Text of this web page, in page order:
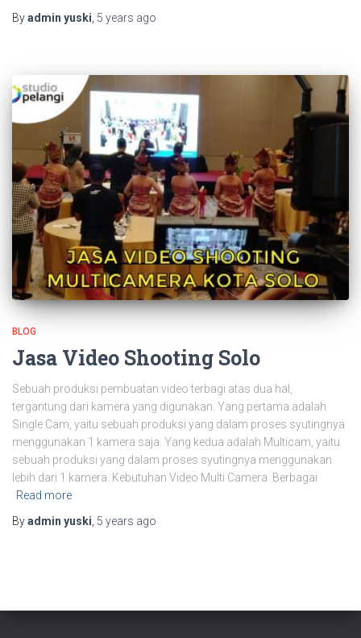
Byadmin yuski, 5 years ago
BLOG
Jasa Video Shooting Solo
Sebuah produksi pembuatan video terbagi atas dua hal,
tergantung dari kamera yang digunakan. Yang pertama adalah
Single Cam, yaitu sebuah produksi yang dalam proses syutingnya
menggunakan 1 kamera saja. Yang kedua adalah Multicam, yaitu
sebuah produksi yang dalam proses syutingnya menggunakan
lebih dari 1 kamera. Kebutuhan Video Multi Camera Berbagai
Read more
Byadmin yuski 5 years ago